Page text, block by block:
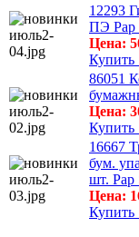
12293
ПЭ Pap
Цена:
86051
Цена:
16667
бум.
шт. Pap
Цена: